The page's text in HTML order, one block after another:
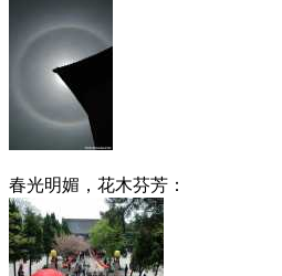
春光明媚，花木芬芳：